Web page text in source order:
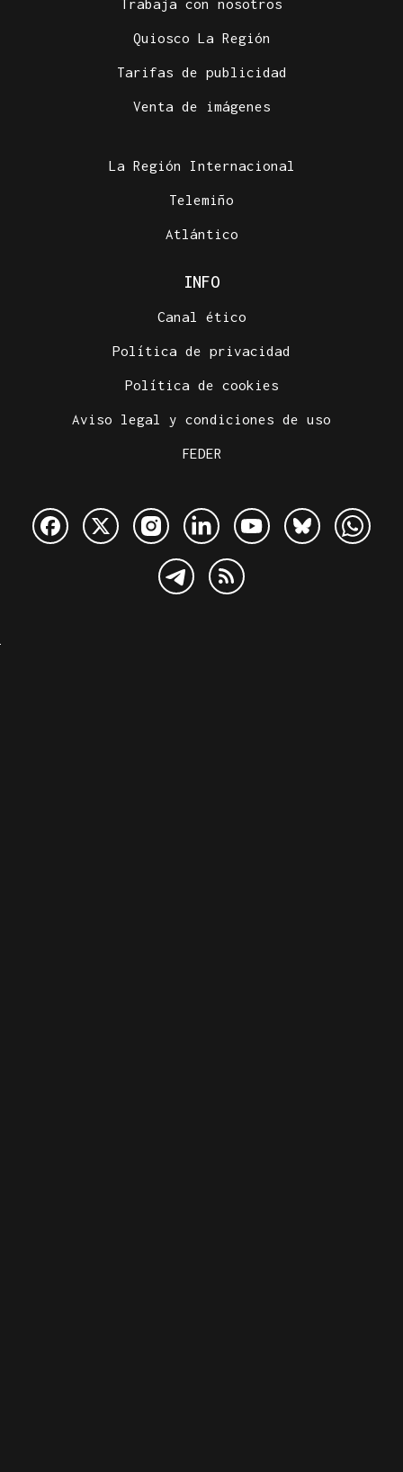
Trabaja con nosotros
Quiosco La Región
Tarifas de publicidad
Venta de imágenes
La Región Internacional
Telemiño
Atlántico
INFO
Canal ético
Política de privacidad
Política de cookies
Aviso legal y condiciones de uso
FEDER